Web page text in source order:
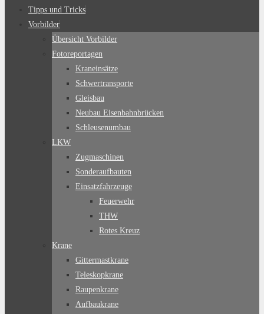
Tipps und Tricks
Vorbilder
Übersicht Vorbilder
Fotoreportagen
Kraneinsätze
Schwertransporte
Gleisbau
Neubau Eisenbahnbrücken
Schleusenumbau
LKW
Zugmaschinen
Sonderaufbauten
Einsatzfahrzeuge
Feuerwehr
THW
Rotes Kreuz
Krane
Gittermastkrane
Teleskopkrane
Raupenkrane
Aufbaukrane